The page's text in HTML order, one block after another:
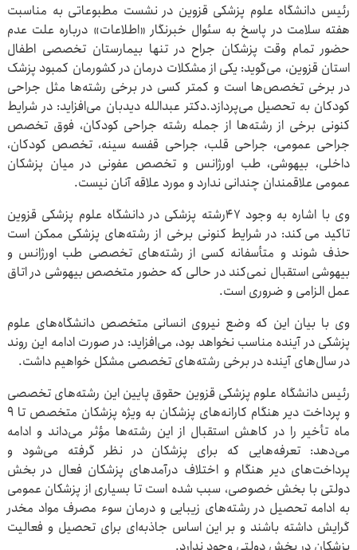
رئیس دانشگاه علوم پزشکی قزوین در نشست مطبوعاتی به مناسبت
هفته سلامت در پاسخ به سئوال خبرنگار «اطلاعات» درباره علت عدم
حضور تمام وقت پزشکان جراح در تنها بیمارستان تخصصی اطفال
استان قزوین، می‌گوید: یکی از مشکلات درمان در کشورمان کمبود پزشک
در برخی‌ تخصص‌ها است و کمتر کسی در برخی رشته‌ها مثل جراحی
کودکان به تحصیل می‌پردازد.دکتر عبدالله دیدبان می‌افزاید: در شرایط
کنونی برخی از رشته‌ها از جمله رشته جراحی کودکان، فوق تخصص
جراحی عمومی، جراحی قلب، جراحی قفسه سینه، تخصص کودکان،
داخلی، بیهوشی، طب اورژانس و تخصص عفونی در میان پزشکان
عمومی علاقمندان چندانی ندارد و مورد علاقه آنان نیست.
وی با اشاره به وجود ۴۷رشته پزشکی در دانشگاه علوم پزشکی قزوین
تاکید می کند: در شرایط کنونی برخی از رشته‌های پزشکی ممکن است
حذف شوند و متأسفانه کسی از رشته‌های تخصصی طب اورژانس و
بیهوشی استقبال نمی‌کند در حالی که حضور متخصص بیهوشی در اتاق
عمل الزامی و ضروری است.
وی با بیان این که وضع نیروی انسانی متخصص دانشگاه‌های علوم
پزشکی در آینده مناسب نخواهد بود، می‌افزاید: در صورت ادامه این روند
در سال‌های آینده در برخی رشته‌های تخصصی مشکل خواهیم داشت.
رئیس دانشگاه علوم پزشکی قزوین حقوق پایین این رشته‌های تخصصی
و پرداخت دیر هنگام کارانه‌های پزشکان به ویژه پزشکان متخصص تا 9
ماه تأخیر را در کاهش استقبال از این رشته‌ها مؤثر می‌داند و ادامه
می‌دهد: تعرفه‌هایی که برای پزشکان در نظر گرفته می‌شود و
پرداخت‌های دیر هنگام و اختلاف درآمدهای پزشکان فعال در بخش
دولتی با بخش خصوصی، سبب شده است تا بسیاری از پزشکان عمومی
به ادامه تحصیل در رشته‌های زیبایی و درمان سوء مصرف مواد مخدر
گرایش داشته باشند و بر این اساس جاذبه‌ای برای تحصیل و فعالیت